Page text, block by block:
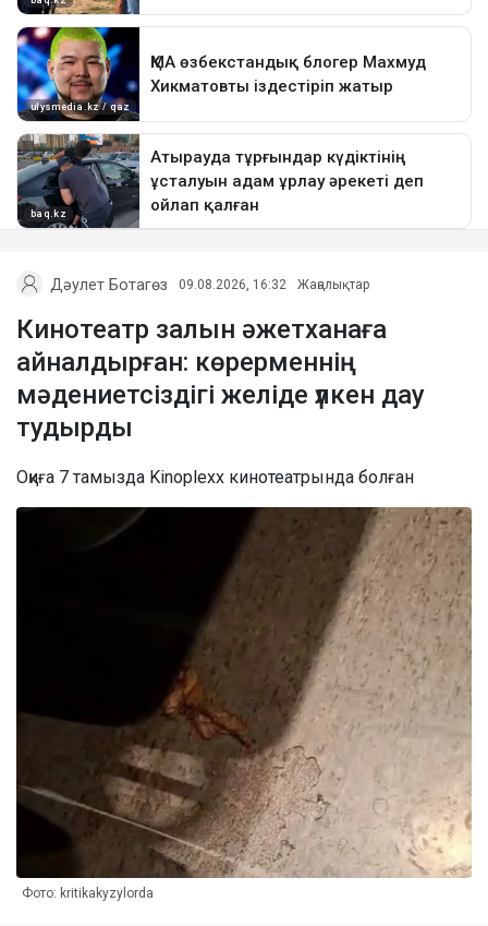
Дәулет Ботагөз 09.08.2026, 16:32 Жаңалықтар
Кинотеатр залын әжетханаға
айналдырған: көрерменнің
мәдениетсіздігі желіде үлкен дау
тудырды
Оқиға 7 тамызда Kinoplexx кинотеатрында болған
Фото: kritikakyzylorda